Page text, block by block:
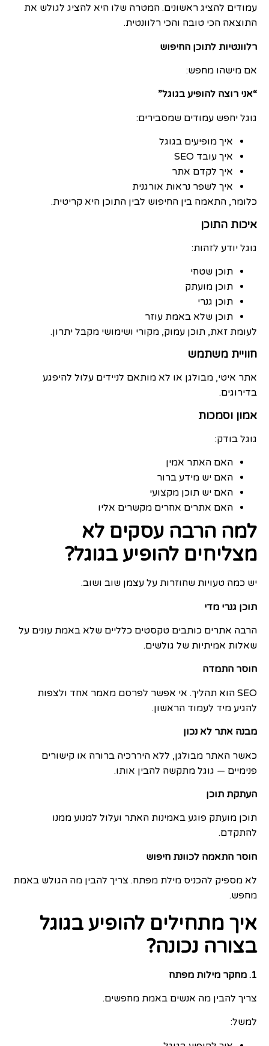
עמודים להציג ראשונים. המטרה שלו היא להציג לגולש את
התוצאה הכי טובה והכי רלוונטית.
רלוונטיות לתוכן החיפוש
אם מישהו מחפש:
“אני רוצה להופיע בגוגל”
גוגל יחפש עמודים שמסבירים:
איך מופיעים בגוגל
איך עובד SEO
איך לקדם אתר
איך לשפר נראות אורגנית
כלומר, התאמה בין החיפוש לבין התוכן היא קריטית.
איכות התוכן
גוגל יודע לזהות:
תוכן שטחי
תוכן מועתק
תוכן גנרי
תוכן שלא באמת עוזר
לעומת זאת, תוכן עמוק, מקורי ושימושי מקבל יתרון.
חוויית משתמש
אתר איטי, מבולגן או לא מותאם לניידים עלול להיפגע
בדירוגים.
אמון וסמכות
גוגל בודק:
האם האתר אמין
האם יש מידע ברור
האם יש תוכן מקצועי
האם אתרים אחרים מקשרים אליו
למה הרבה עסקים לא
מצליחים להופיע בגוגל?
יש כמה טעויות שחוזרות על עצמן שוב ושוב.
תוכן גנרי מדי
הרבה אתרים כותבים טקסטים כלליים שלא באמת עונים על
שאלות אמיתיות של גולשים.
חוסר התמדה
SEO הוא תהליך. אי אפשר לפרסם מאמר אחד ולצפות
להגיע מיד לעמוד הראשון.
מבנה אתר לא נכון
כאשר האתר מבולגן, ללא היררכיה ברורה או קישורים
פנימיים — גוגל מתקשה להבין אותו.
העתקת תוכן
תוכן מועתק פוגע באמינות האתר ועלול למנוע ממנו
להתקדם.
חוסר התאמה לכוונת חיפוש
לא מספיק להכניס מילת מפתח. צריך להבין מה הגולש באמת
מחפש.
איך מתחילים להופיע בגוגל
בצורה נכונה?
1. מחקר מילות מפתח
צריך להבין מה אנשים באמת מחפשים.
למשל: